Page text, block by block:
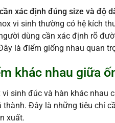
xác định đúng size và độ
vi sinh thường có hệ kích
dùng cần xác định rõ
là điểm giống nhau quan
khác nhau giữa
vi sinh đúc và hàn khác nhau
thành. Đây là những tiêu chí
xuất.